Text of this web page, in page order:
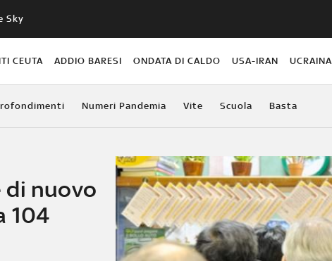
Sky
CEUTA ADDIO BARESI ONDATA DI CALDO USA-IRAN UCRAINA
Numeri Pandemia Vite Scuola Basta
nuovo
104